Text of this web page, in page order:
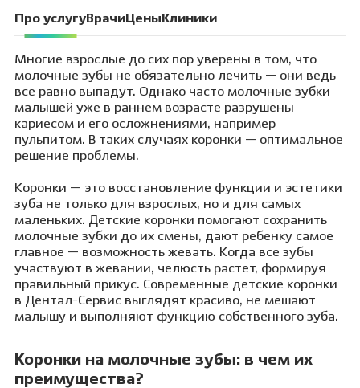
Про услугу Врачи Цены Клиники
Многие взрослые до сих пор уверены в том, что
молочные зубы не обязательно лечить — они ведь
все равно выпадут. Однако часто молочные зубки
малышей уже в раннем возрасте разрушены
кариесом и его осложнениями, например
пульпитом. В таких случаях коронки — оптимальное
решение проблемы.
Коронки — это восстановление функции и эстетики
зуба не только для взрослых, но и для самых
маленьких. Детские коронки помогают сохранить
молочные зубки до их смены, дают ребенку самое
главное — возможность жевать. Когда все зубы
участвуют в жевании, челюсть растет, формируя
правильный прикус. Современные детские коронки
в Дентал-Сервис выглядят красиво, не мешают
малышу и выполняют функцию собственного зуба.
Коронки на молочные зубы: в чем их
преимущества?